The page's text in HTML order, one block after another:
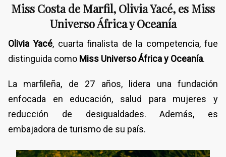
Miss Costa de Marfil, Olivia Yacé, es Miss
Universo África y Oceanía
Olivia Yacé, cuarta finalista de la competencia, fue
distinguida como Miss Universo África y Oceanía.
La marfileña, de 27 años, lidera una fundación
enfocada en educación, salud para mujeres y
reducción de desigualdades. Además, es
embajadora de turismo de su país.